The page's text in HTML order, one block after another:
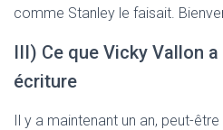
comme Stanley le faisait.
III) Ce que Vicky Vallon
écriture
Il y a maintenant un an, peut-